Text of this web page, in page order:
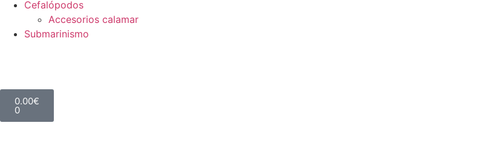
Cefalópodos
Accesorios calamar
Submarinismo
0.00€
0